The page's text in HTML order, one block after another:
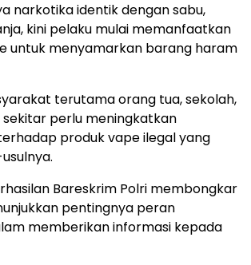
narkotika identik dengan sabu,
kini pelaku mulai memanfaatkan
untuk menyamarkan barang haram
terutama orang tua, sekolah,
sekitar perlu meningkatkan
produk vape ilegal yang
Bareskrim Polri membongkar
pentingnya peran
memberikan informasi kepada